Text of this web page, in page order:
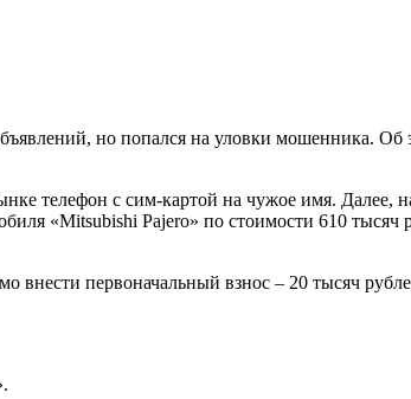
но попался на уловки мошенника. Об
телефон с сим-картой на чужое имя. Далее,
«Mitsubishi Pajero» по стоимости 610 тысяч
внести первоначальный взнос – 20 тысяч